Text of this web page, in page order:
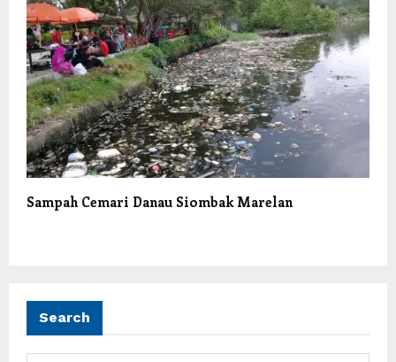
Sampah Cemari Danau Siombak Marelan
Search